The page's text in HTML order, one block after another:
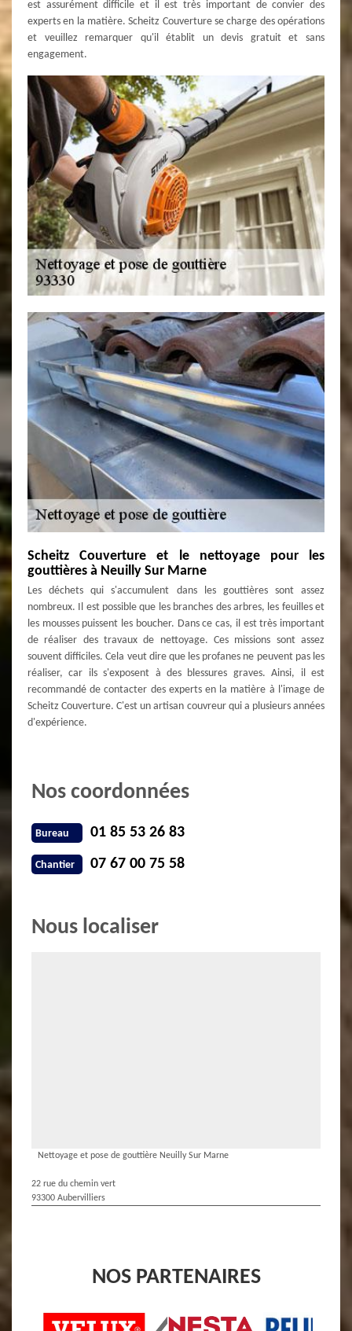
est assurément difficile et il est très important de convier des
experts en la matière. Scheitz Couverture se charge des opérations
et veuillez remarquer qu'il établit un devis gratuit et sans
engagement.
Scheitz Couverture et le nettoyage pour les
gouttières à Neuilly Sur Marne
Les déchets qui s'accumulent dans les gouttières sont assez
nombreux. Il est possible que les branches des arbres, les feuilles et
les mousses puissent les boucher. Dans ce cas, il est très important
de réaliser des travaux de nettoyage. Ces missions sont assez
souvent difficiles. Cela veut dire que les profanes ne peuvent pas les
réaliser, car ils s'exposent à des blessures graves. Ainsi, il est
recommandé de contacter des experts en la matière à l'image de
Scheitz Couverture. C'est un artisan couvreur qui a plusieurs années
d'expérience.
Nos coordonnées
Bureau 01 85 53 26 83
Chantier 07 67 00 75 58
Nous localiser
Nettoyage et pose de gouttière Neuilly Sur Marne
22 rue du chemin vert
93300 Aubervilliers
NOS PARTENAIRES